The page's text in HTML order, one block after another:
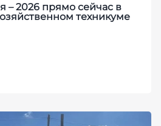
– 2026 прямо сейчас в
техникуме